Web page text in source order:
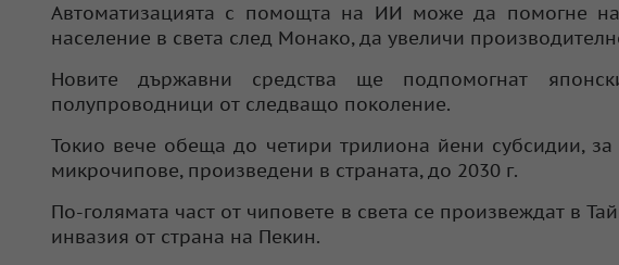
Автоматизацията с помощта на ИИ може да помогне
население в света след Монако, да увеличи
Новите държавни средства ще подпомогнат
полупроводници от следващо поколение.
Токио вече обеща до четири трилиона йени субсидии,
микрочипове, произведени в страната, до 2030 г.
По-голямата част от чиповете в света се произвеждат в
инвазия от страна на Пекин.